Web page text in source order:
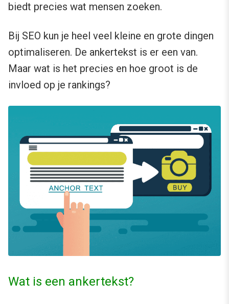
biedt precies wat mensen zoeken.
Bij SEO kun je heel veel kleine en grote dingen
optimaliseren. De ankertekst is er een van.
Maar wat is het precies en hoe groot is de
invloed op je rankings?
Wat is een ankertekst?